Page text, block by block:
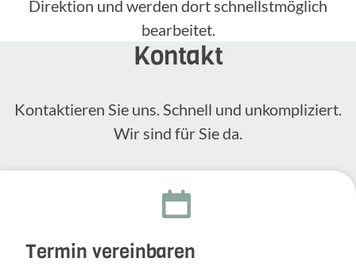
Direktion und werden dort schnellstmöglich
bearbeitet.
Kontakt
Kontak­tieren Sie uns. Schnell und unkom­pli­ziert.
Wir sind für Sie da.
Termin vereinbaren